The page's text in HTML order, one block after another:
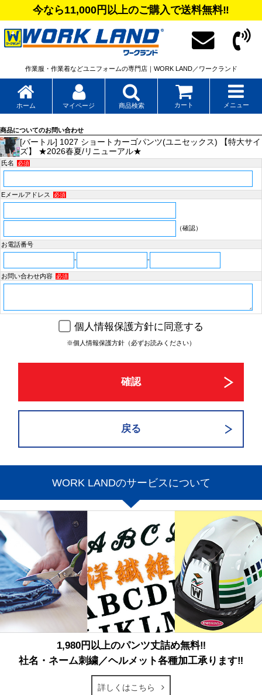
今なら11,000円以上のご購入で送料無料‼
作業服・作業着などユニフォームの専門店｜WORK LAND／ワークランド
ホーム マイページ 商品検索 カート メニュー
商品についてのお問い合わせ
[バートル] 1027 ショートカーゴパンツ(ユニセックス) 【特大サイ
ズ】 ★2026春夏/リニューアル★
氏名 必須
Eメールアドレス 必須
（確認）
お電話番号
- -
お問い合わせ内容 必須
個人情報保護方針に同意する
※個人情報保護方針（必ずお読みください）
WORK LANDのサービスについて
1,980円以上のパンツ丈詰め無料‼
社名・ネーム刺繍／ヘルメット各種加工承ります‼
詳しくはこちら